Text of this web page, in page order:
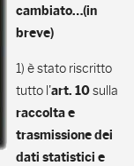
cambiato…(in
breve)
1) è stato riscritto
tutto l'art. 10sulla
raccolta e
trasmissione dei
dati statistici e